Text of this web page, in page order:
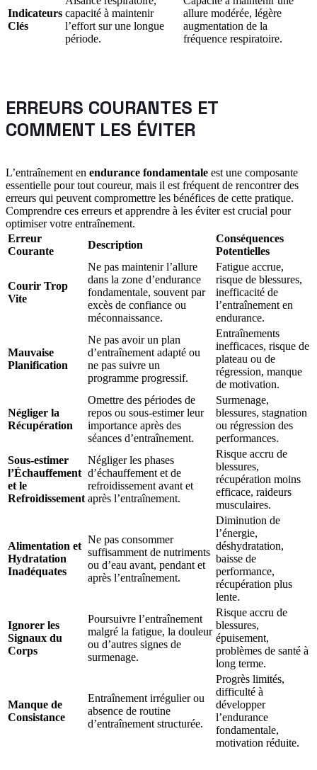
Indicateurs
Clés
capacité à maintenir
l’effort sur une longue
période.
allure modérée, légère
augmentation de la
fréquence respiratoire.
ERREURS COURANTES ET
COMMENT LES ÉVITER
L’entraînement en endurance fondamentale est une composante
essentielle pour tout coureur, mais il est fréquent de rencontrer des
erreurs qui peuvent compromettre les bénéfices de cette pratique.
Comprendre ces erreurs et apprendre à les éviter est crucial pour
optimiser votre entraînement.
Erreur
Courante
Description
Conséquences
Potentielles
Courir Trop
Vite
Ne pas maintenir l’allure
dans la zone d’endurance
fondamentale, souvent par
excès de confiance ou
méconnaissance.
Fatigue accrue,
risque de blessures,
inefficacité de
l’entraînement en
endurance.
Mauvaise
Planification
Ne pas avoir un plan
d’entraînement adapté ou
ne pas suivre un
programme progressif.
Entraînements
inefficaces, risque de
plateau ou de
régression, manque
de motivation.
Négliger la
Récupération
Omettre des périodes de
repos ou sous-estimer leur
importance après des
séances d’entraînement.
Surmenage,
blessures, stagnation
ou régression des
performances.
Sous-estimer
l’Échauffement
et le
Refroidissement
Négliger les phases
d’échauffement et de
refroidissement avant et
après l’entraînement.
Risque accru de
blessures,
récupération moins
efficace, raideurs
musculaires.
Alimentation et
Hydratation
Inadéquates
Ne pas consommer
suffisamment de nutriments
ou d’eau avant, pendant et
après l’entraînement.
Diminution de
l’énergie,
déshydratation,
baisse de
performance,
récupération plus
lente.
Ignorer les
Signaux du
Corps
Poursuivre l’entraînement
malgré la fatigue, la douleur
ou d’autres signes de
surmenage.
Risque accru de
blessures,
épuisement,
problèmes de santé à
long terme.
Manque de
Consistance
Entraînement irrégulier ou
absence de routine
d’entraînement structurée.
Progrès limités,
difficulté à
développer
l’endurance
fondamentale,
motivation réduite.